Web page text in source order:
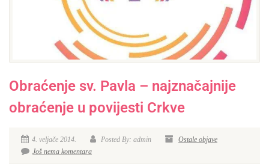
Obraćenje sv. Pavla – najznačajnije
obraćenje u povijesti Crkve
4. veljače 2014. Posted By: admin
Ostale objave
Još nema komentara